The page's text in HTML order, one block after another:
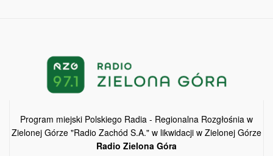
Program miejski Polskiego Radia - Regionalna Rozgłośnia w
Zielonej Górze "Radio Zachód S.A." w likwidacji w Zielonej Górze
Radio Zielona Góra